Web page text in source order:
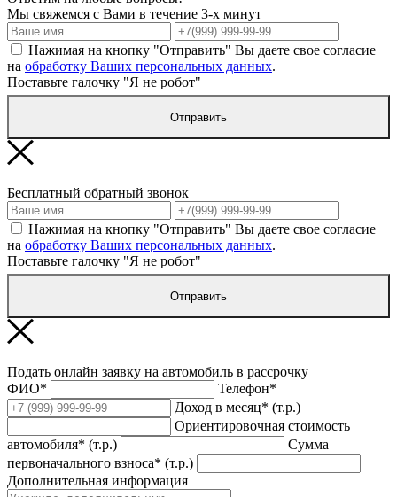
Мы свяжемся с Вами в течение 3-х минут
Нажимая на кнопку "Отправить" Вы даете свое согласие
на обработку Ваших персональных данных.
Поставьте галочку "Я не робот"
Отправить
Бесплатный обратный звонок
Нажимая на кнопку "Отправить" Вы даете свое согласие
на обработку Ваших персональных данных.
Поставьте галочку "Я не робот"
Отправить
Подать онлайн заявку на автомобиль в рассрочку
ФИО*
Телефон*
Доход в месяц* (т.р.)
Ориентировочная стоимость
автомобиля* (т.р.)
Сумма
первоначального взноса* (т.р.)
Дополнительная информация